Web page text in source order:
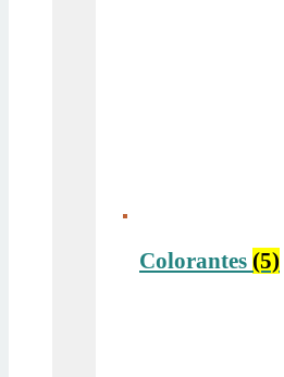
Colorantes (5)